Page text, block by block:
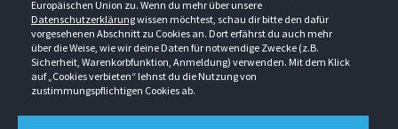
Europäischen Union zu. Wenn du mehr über unsere
Datenschutzerklärungwissen möchtest, schau dir bitte den dafür
vorgesehenen Abschnitt zu Cookies an. Dort erfährst du auch mehr
über die Weise, wie wir deine Daten für notwendige Zwecke (z.B.
Sicherheit, Warenkorbfunktion, Anmeldung) verwenden. Mit dem Klick
auf „Cookies verbieten“ lehnst du die Nutzung von
zustimmungspflichtigen Cookies ab.
Kataloge
Jobs & Ausbildung
Retouren/Reklamationen
Berlin-Schönefeld: +49 30 68 29 54-0
Saerbeck: +49 2574 88750-0
Weißenhorn: +49 731 3982-0
info@groener-schulze.com
Freitag
9:00 - 15:00
FOLGE UNS
AGB Datenschutzbestimmungen Impressum